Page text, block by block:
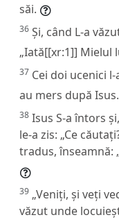
săi.
36 Și, când L-a
„Iată[[xr:1]] Mielul
37 Cei doi ucenici
au mers după Isus.
38 Isus S-a întors
le-a zis: „Ce
tradus, înseamnă:
39 „Veniți, și veți
văzut unde